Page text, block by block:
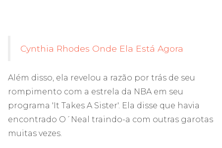
Cynthia Rhodes Onde Ela Está Agora
Além disso, ela revelou a razão por trás de seu
rompimento com a estrela da NBA em seu
programa 'It Takes A Sister'. Ela disse que havia
encontrado O´Neal traindo-a com outras garotas
muitas vezes.